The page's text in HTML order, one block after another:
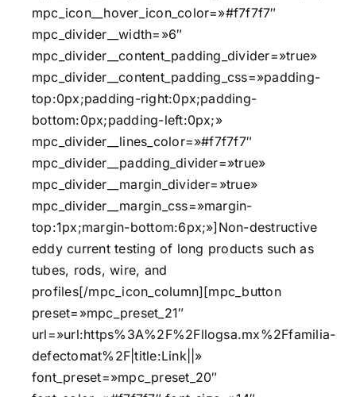
mpc_icon__hover_icon_color=»#f7f7f7″
mpc_divider__width=»6″
mpc_divider__content_padding_divider=»true»
mpc_divider__content_padding_css=»padding-
top:0px;padding-right:0px;padding-
bottom:0px;padding-left:0px;»
mpc_divider__lines_color=»#f7f7f7″
mpc_divider__padding_divider=»true»
mpc_divider__margin_divider=»true»
mpc_divider__margin_css=»margin-
top:1px;margin-bottom:6px;»]Non-destructive
eddy current testing of long products such as
tubes, rods, wire, and
profiles[/mpc_icon_column][mpc_button
preset=»mpc_preset_21″
url=»url:https%3A%2F%2Fllogsa.mx%2Ffamilia-
defectomat%2F|title:Link||»
font_preset=»mpc_preset_20″